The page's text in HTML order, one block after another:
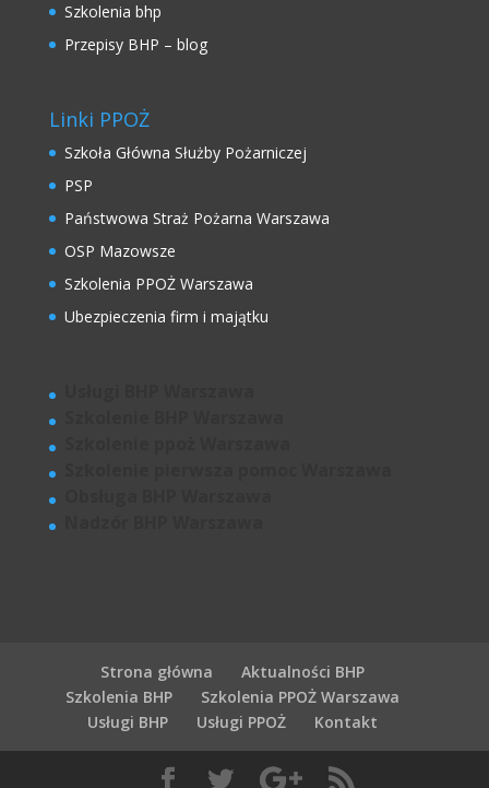
Szkolenia bhp
Przepisy BHP – blog
Linki PPOŻ
Szkoła Główna Służby Pożarniczej
PSP
Państwowa Straż Pożarna Warszawa
OSP Mazowsze
Szkolenia PPOŻ Warszawa
Ubezpieczenia firm i majątku
Strona główna
Aktualności BHP
Szkolenia BHP
Szkolenia PPOŻ Warszawa
Usługi BHP
Usługi PPOŻ Kontakt